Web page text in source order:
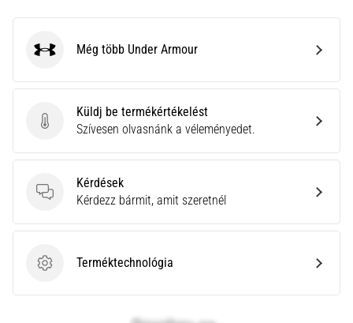
Küldj be termékértékelést
Küldj be termékértékelést
Szívesen olvasnánk a véleményedet.
Kérdések
Kérdések
Kérdezz bármit, amit szeretnél
Terméktechnológia
Terméktechnológia
Under ArmourMég több Under Armour